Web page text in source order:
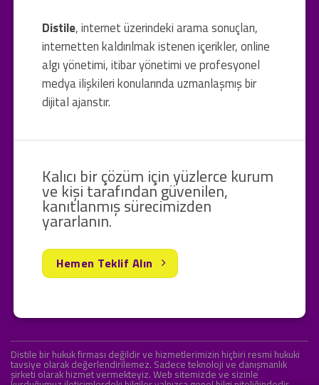
Distile, internet üzerindeki arama sonuçları,
internetten kaldırılmak istenen içerikler, online
algı yönetimi, itibar yönetimi ve profesyonel
medya ilişkileri konularında uzmanlaşmış bir
dijital ajanstır.
Kalıcı bir çözüm için yüzlerce kurum
ve kişi tarafından güvenilen,
kanıtlanmış sürecimizden
yararlanın.
Hemen Teklif Alın
Distile bir hukuk firması değildir ve hizmetlerimizin hiçbiri resmi hukuki
tavsiye olarak değerlendirilemez. Sadece teknoloji ve danışmanlık
şirketi olarak hizmet vermekteyiz. Web sitemizde ve sizinle